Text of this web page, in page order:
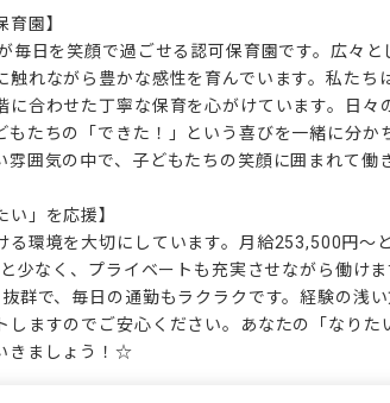
園】
毎日を笑顔で過ごせる認可保育園です。広々
れながら豊かな感性を育んでいます。私たち
に合わせた丁寧な保育を心がけています。日々
たちの「できた！」という喜びを一緒に分か
雰囲気の中で、子どもたちの笑顔に囲まれて
」を応援】
る環境を大切にしています。月給253,500円～
少なく、プライベートも充実させながら働け
群で、毎日の通勤もラクラクです。経験の浅
しますのでご安心ください。あなたの「なりた
きましょう！☆